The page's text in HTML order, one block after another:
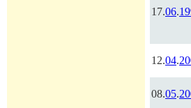
17.06.
12.04.
08.05.